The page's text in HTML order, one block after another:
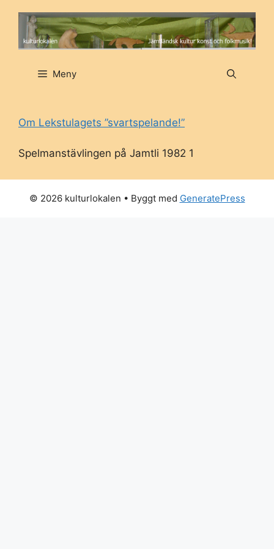
innehåll
Meny
Om Lekstulagets ”svartspelande!”
Spelmanstävlingen på Jamtli 1982 1
© 2026 kulturlokalen • Byggt med GeneratePress